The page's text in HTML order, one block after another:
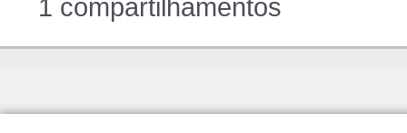
1 compartilhamentos